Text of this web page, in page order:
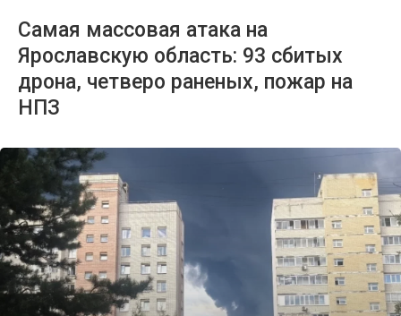
Самая массовая атака на
Ярославскую область: 93 сбитых
дрона, четверо раненых, пожар на
НПЗ